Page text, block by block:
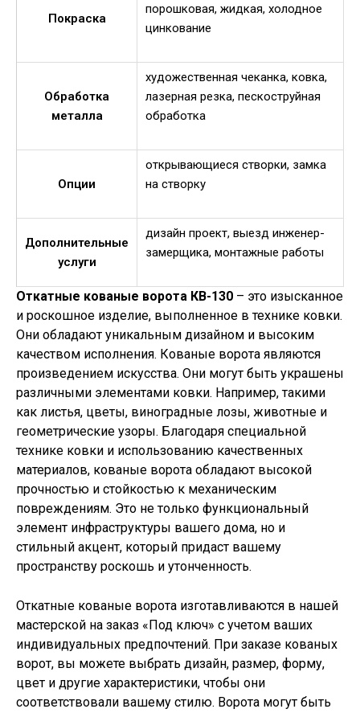
Покраска
порошковая, жидкая, холодное
цинкование
Обработка
металла
художественная чеканка, ковка,
лазерная резка, пескоструйная
обработка
Опции
открывающиеся створки, замка
на створку
Дополнительные
услуги
дизайн проект, выезд инженер-
замерщика, монтажные работы
Откатные кованые ворота КВ-130 – это изысканное
и роскошное изделие, выполненное в технике ковки.
Они обладают уникальным дизайном и высоким
качеством исполнения. Кованые ворота являются
произведением искусства. Они могут быть украшены
различными элементами ковки. Например, такими
как листья, цветы, виноградные лозы, животные и
геометрические узоры. Благодаря специальной
технике ковки и использованию качественных
материалов, кованые ворота обладают высокой
прочностью и стойкостью к механическим
повреждениям. Это не только функциональный
элемент инфраструктуры вашего дома, но и
стильный акцент, который придаст вашему
пространству роскошь и утонченность.
Откатные кованые ворота изготавливаются в нашей
мастерской на заказ «Под ключ» с учетом ваших
индивидуальных предпочтений. При заказе кованых
ворот, вы можете выбрать дизайн, размер, форму,
цвет и другие характеристики, чтобы они
соответствовали вашему стилю. Ворота могут быть